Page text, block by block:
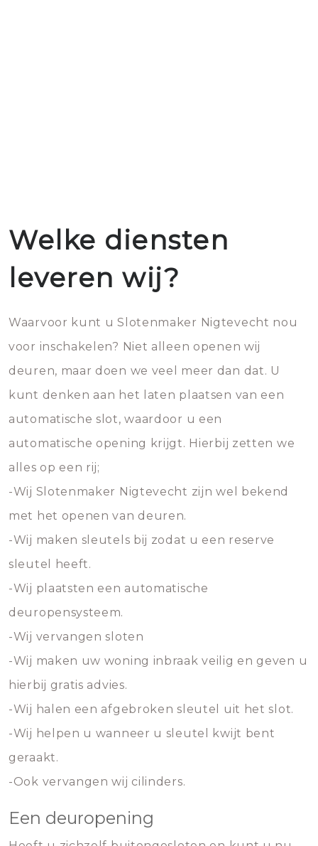
Welke diensten
leveren wij?
Waarvoor kunt u Slotenmaker Nigtevecht nou
voor inschakelen? Niet alleen openen wij
deuren, maar doen we veel meer dan dat. U
kunt denken aan het laten plaatsen van een
automatische slot, waardoor u een
automatische opening krijgt. Hierbij zetten we
alles op een rij;
-Wij Slotenmaker Nigtevecht zijn wel bekend
met het openen van deuren.
-Wij maken sleutels bij zodat u een reserve
sleutel heeft.
-Wij plaatsten een automatische
deuropensysteem.
-Wij vervangen sloten
-Wij maken uw woning inbraak veilig en geven u
hierbij gratis advies.
-Wij halen een afgebroken sleutel uit het slot.
-Wij helpen u wanneer u sleutel kwijt bent
geraakt.
-Ook vervangen wij cilinders.
Een deuropening